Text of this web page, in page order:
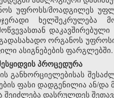
უფროსს/მოადგილეს
ხელშეკრულება
ორგანოს
ასიგნებების ფარგლებში.
პროცედურა
განხორციელებისას
ფასი დადგენილია ან/
დასრულდეს